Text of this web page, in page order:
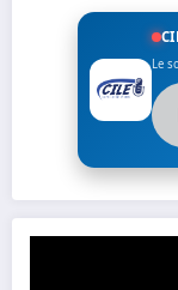
Le